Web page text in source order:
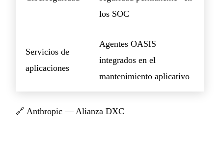
los SOC
Servicios de
aplicaciones
Agentes OASIS
integrados en el
mantenimiento aplicativo
🔗 Anthropic — Alianza DXC